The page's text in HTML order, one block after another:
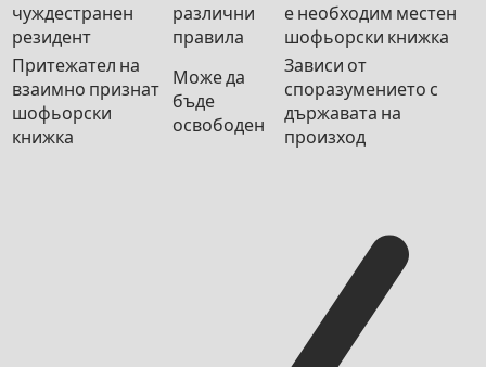
чуждестранен
резидент
различни
правила
е необходим местен
шофьорски книжка
Притежател на
взаимно признат
шофьорски
книжка
Може да
бъде
освободен
Зависи от
споразумението с
държавата на
произход